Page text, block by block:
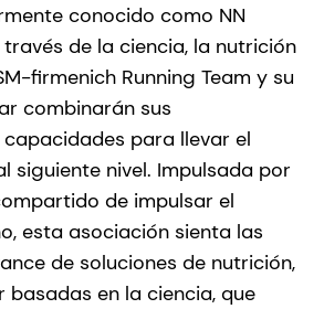
conocido como NN
través de la ciencia, la nutrición
firmenich Running Team y su
combinarán sus
para llevar el
siguiente nivel. Impulsada por
de impulsar el
esta asociación sienta las
de soluciones de nutrición,
basadas en la ciencia, que